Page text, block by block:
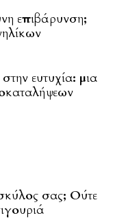
επιβάρυνση;
ευτυχία: μια
σας; Ούτε